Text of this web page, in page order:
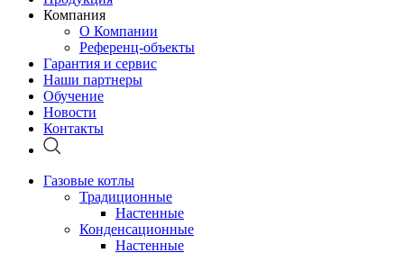
Компания
О Компании
Референц-объекты
Гарантия и сервис
Наши партнеры
Обучение
Новости
Контакты
Газовые котлы
Традиционные
Настенные
Конденсационные
Настенные